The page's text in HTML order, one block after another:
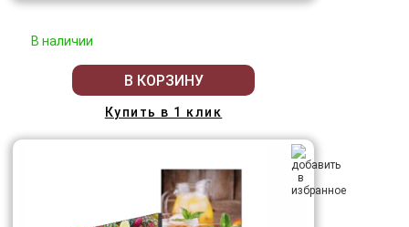
В наличии
В КОРЗИНУ
Купить в 1 клик